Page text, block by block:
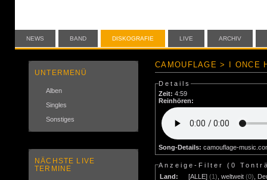
NEWS BAND DISKOGRAFIE LIVE ARCHIV
UNTERMENÜ
Alben
Singles
Sonstiges
NÄCHSTE LIVE
TERMINE
CAMOUFLAGE > I ONCE
Details
Zeit: 4:59
Reinhören:
Song-Details: camouflage-
Anzeige-Filter (0
Land:
[ALLE] (1) ,weltweit (0)